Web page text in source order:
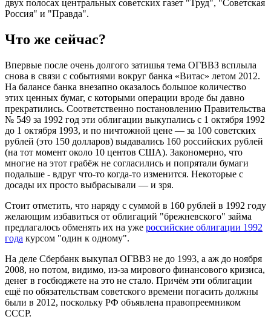
двух полосах центральных советских газет "Труд", "Советская
Россия" и "Правда".
Что же сейчас?
Впервые после очень долгого затишья тема ОГВВЗ всплыла
снова в связи с событиями вокруг банка «Витас» летом 2012.
На балансе банка внезапно оказалось большое количество
этих ценных бумаг, с которыми операции вроде бы давно
прекратились. Соответственно постановлению Правительства
№ 549 за 1992 год эти облигации выкупались с 1 октября 1992
до 1 октября 1993, и по ничтожной цене — за 100 советских
рублей (это 150 долларов) выдавались 160 российских рублей
(на тот момент около 10 центов США). Закономерно, что
многие на этот грабёж не согласились и попрятали бумаги
подальше - вдруг что-то когда-то изменится. Некоторые с
досады их просто выбрасывали — и зря.
Стоит отметить, что наряду с суммой в 160 рублей в 1992 году
желающим избавиться от облигаций "брежневского" займа
предлагалось обменять их на уже российские облигации 1992
года курсом "один к одному".
На деле Сбербанк выкупал ОГВВЗ не до 1993, а аж до ноября
2008, но потом, видимо, из-за мирового финансового кризиса,
денег в госбюджете на это не стало. Причём эти облигации
ещё по обязательствам советского времени погасить должны
были в 2012, поскольку РФ объявлена правопреемником
СССР.